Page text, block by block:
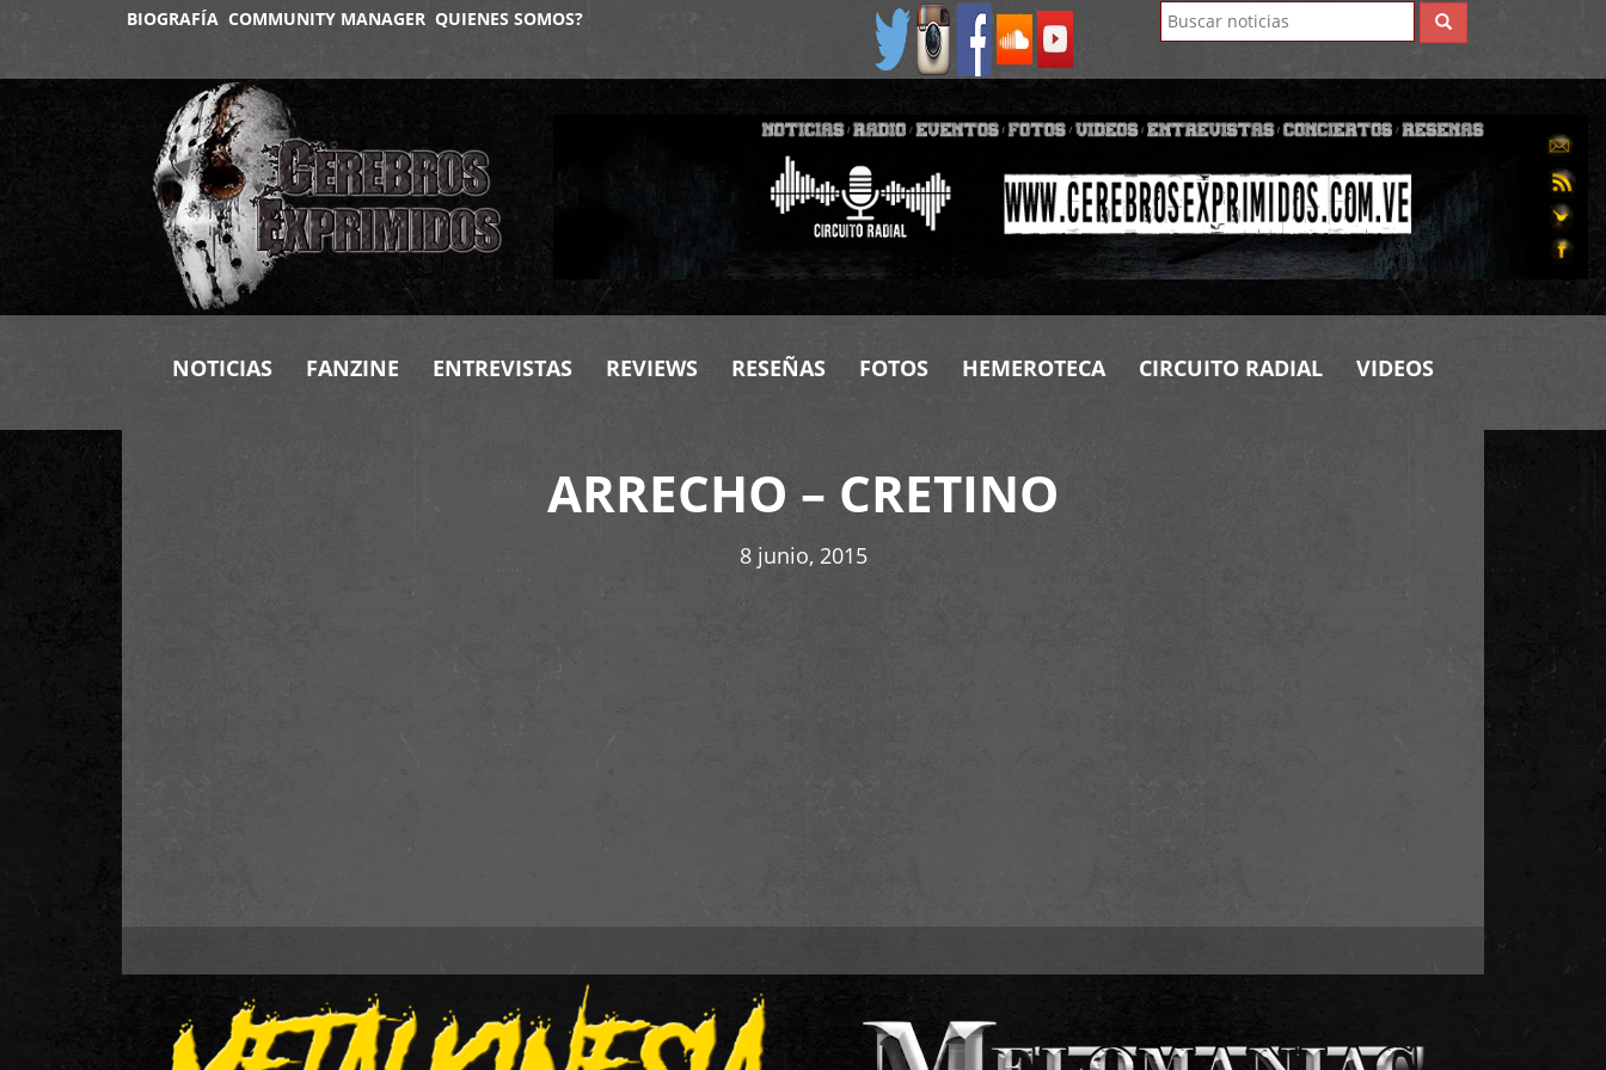
BIOGRAFÍA COMMUNITY MANAGER QUIENES SOMOS?
NOTICIAS FANZINE ENTREVISTAS REVIEWS RESEÑAS FOTOS HEMEROTECA CIRCUITO RADIAL VIDEOS
ARRECHO – CRETINO
8 junio, 2015